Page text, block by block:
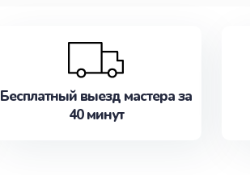
Бесплатный выезд мастера за
40 минут